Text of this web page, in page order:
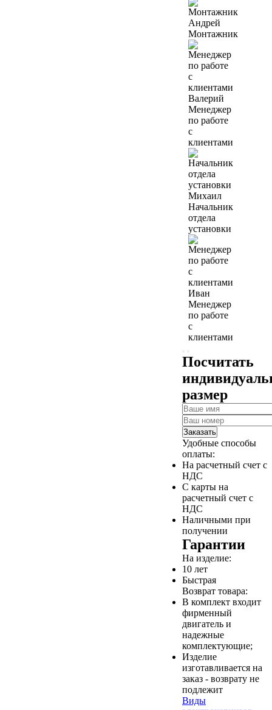
Андрей
Монтажник
Валерий
Менеджер
по работе
с
клиентами
Михаил
Начальник
отдела
установки
Иван
Менеджер
по работе
с
клиентами
Посчитать
размер
Заказать
Удобные способы
оплаты:
На расчетный счет с
НДС
С карты на
расчетный счет с
НДС
Наличными при
получении
Гарантии
На изделие:
10 лет
Быстрая
Возврат товара:
В комплект входит
фирменный
двигатель и
надежные
комплектующие;
Изделие
изготавливается на
заказ - возврату не
подлежит
Виды